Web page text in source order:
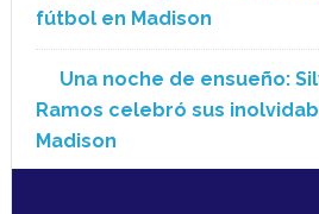
fútbol en Madison
Una noche de ensueño:
Ramos celebró sus
Madison